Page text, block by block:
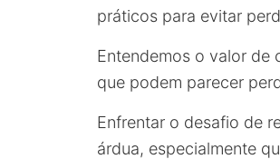
práticos para evitar
Entendemos o valor de
que podem parecer
Enfrentar o desafio de
árdua, especialmente